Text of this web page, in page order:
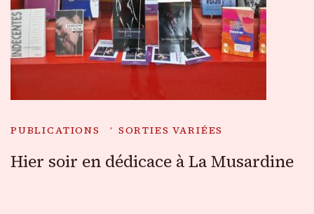
PUBLICATIONS SORTIES VARIÉES
Hier soir en dédicace à La Musardine